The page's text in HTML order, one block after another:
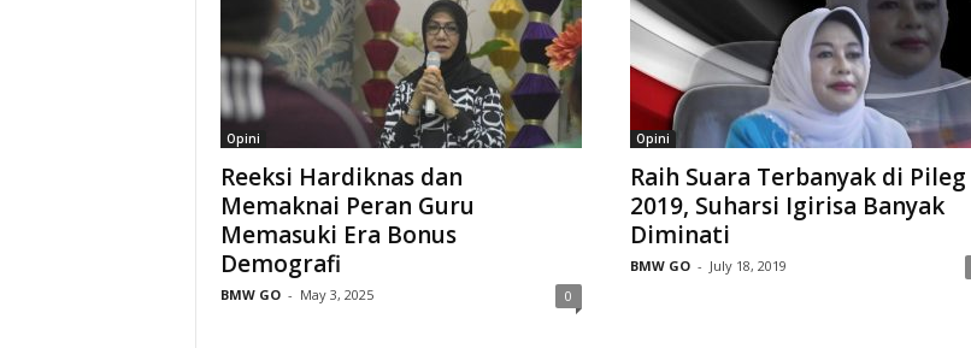
Opini
Refleksi Hardiknas dan
Memaknai Peran Guru
Memasuki Era Bonus
Demografi
BMW GO - May 3, 2025 0
Opini
Raih Suara Terbanyak di Pileg
2019, Suharsi Igirisa Banyak
Diminati
BMW GO - July 18, 2019